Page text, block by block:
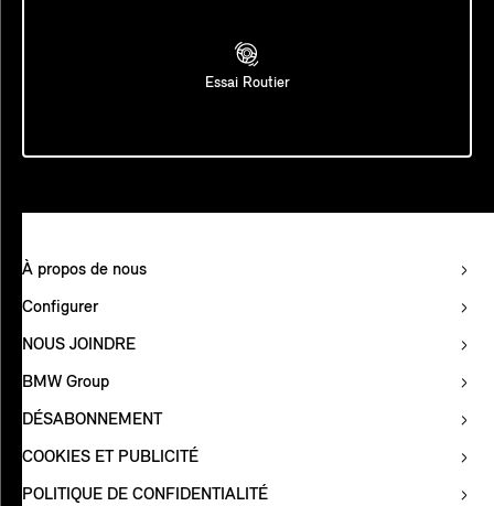
Essai Routier
À propos de nous
Configurer
NOUS JOINDRE
BMW Group
DÉSABONNEMENT
COOKIES ET PUBLICITÉ
POLITIQUE DE CONFIDENTIALITÉ